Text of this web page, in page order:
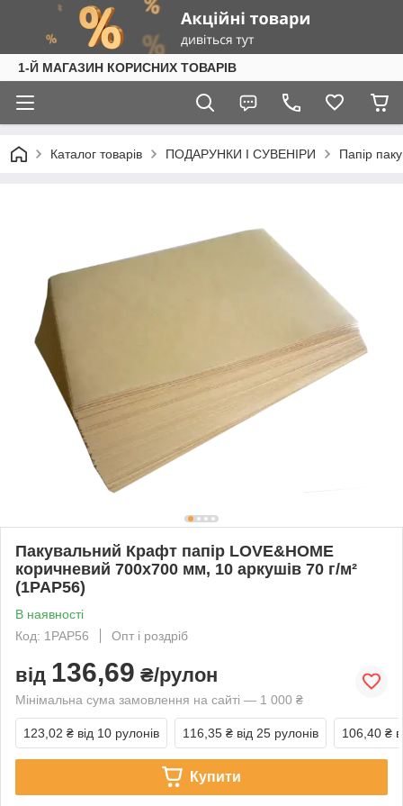
1-Й МАГАЗИН КОРИСНИХ ТОВАРІВ
Каталог товарів ПОДАРУНКИ І СУВЕНІРИ Папір
Пакувальний Крафт папір LOVE&HOME
коричневий 700х700 мм, 10 аркушів 70 г/м²
(1PAP56)
В наявності
Код: 1PAP56
Опт і роздріб
від 136,69 ₴/рулон
Мінімальна сума замовлення на сайті — 1 000 ₴
123,02 ₴ від 10 рулонів 116,35 ₴ від 25 рулонів 106,40 ₴
Купити